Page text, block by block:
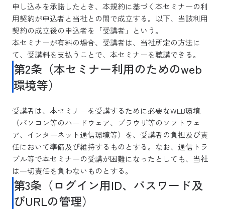
申し込みを承諾したとき、本規約に基づく本セミナーの利
用契約が申込者と当社との間で成立する。以下、当該利用
契約の成立後の申込者を「受講者」という。
本セミナーが有料の場合、受講者は、当社所定の方法に
て、受講料を支払うことで、本セミナーを聴講できる。
第2条（本セミナー利用のためのweb
環境等）
受講者は、本セミナーを受講するために必要なWEB環境
（パソコン等のハードウェア、ブラウザ等のソフトウェ
ア、インターネット通信環境等）を、受講者の負担及び責
任において準備及び維持するものとする。なお、通信トラ
ブル等で本セミナーの受講が困難になったとしても、当社
は一切責任を負わないものとする。
第3条（ログイン用ID、パスワード及
びURLの管理）